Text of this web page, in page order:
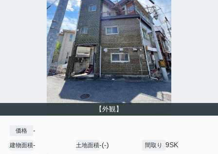
【外観】
価格 -
建物面積- 土地面積-(-) 間取り 9SK